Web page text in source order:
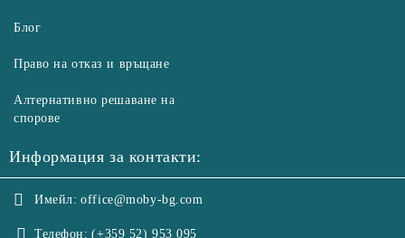
Блог
Право на отказ и връщане
Алтернативно решаване на
спорове
Информация за контакти:
Имейл: office@moby-bg.com
Телефон: (+359 52) 953 095